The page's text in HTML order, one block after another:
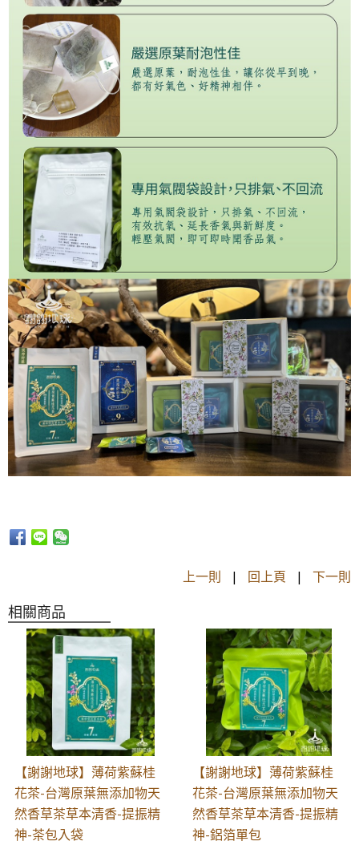
上一則 | 回上頁 | 下一則
相關商品
【謝謝地球】薄荷紫蘇桂
花茶-台灣原葉無添加物天
然香草茶草本清香-提振精
神-茶包入袋
【謝謝地球】薄荷紫蘇桂
花茶-台灣原葉無添加物天
然香草茶草本清香-提振精
神-鋁箔單包